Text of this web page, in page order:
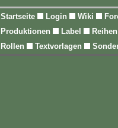
Startseite Login Wiki
Produktionen
Label
Rollen
Textvorlagen